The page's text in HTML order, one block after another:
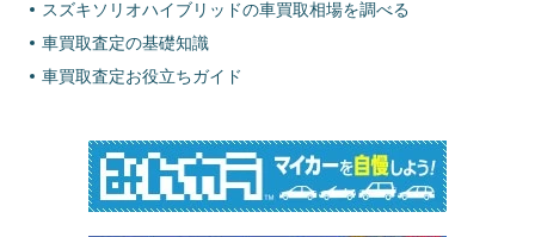
スズキソリオハイブリッドの車買取相場を調べる
車買取査定の基礎知識
車買取査定お役立ちガイド